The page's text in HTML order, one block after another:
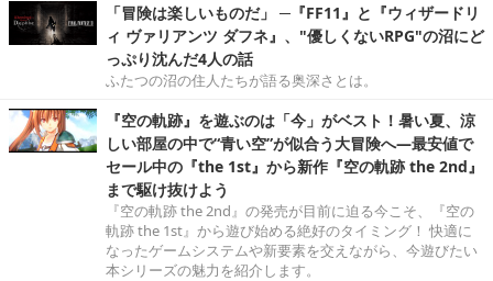
「冒険は楽しいものだ」 ─『FF11』と『ウィザードリ
ィ ヴァリアンツ ダフネ』、"優しくないRPG"の沼にど
っぷり沈んだ4人の話
ふたつの沼の住人たちが語る奥深さとは。
『空の軌跡』を遊ぶのは「今」がベスト！暑い夏、涼
しい部屋の中で“青い空”が似合う大冒険へ―最安値で
セール中の『the 1st』から新作『空の軌跡 the 2nd』
まで駆け抜けよう
『空の軌跡 the 2nd』の発売が目前に迫る今こそ、『空の
軌跡 the 1st』から遊び始める絶好のタイミング！ 快適に
なったゲームシステムや新要素を交えながら、今遊びたい
本シリーズの魅力を紹介します。